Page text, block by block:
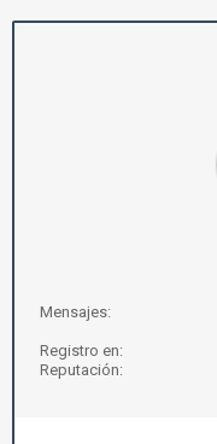
Mensajes:
Registro en:
Reputación: